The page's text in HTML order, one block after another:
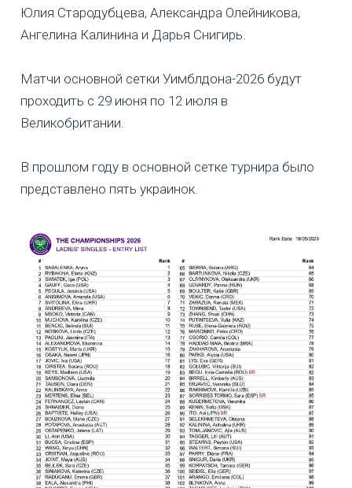
Юлия Стародубцева, Александра Олейникова,
Ангелина Калинина и Дарья Снигирь.
Матчи основной сетки Уимблдона-2026 будут
проходить с 29 июня по 12 июля в
Великобритании.
В прошлом году в основной сетке турнира было
представлено пять украинок.